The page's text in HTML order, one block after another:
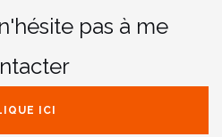
n'hésite pas à me
ICI